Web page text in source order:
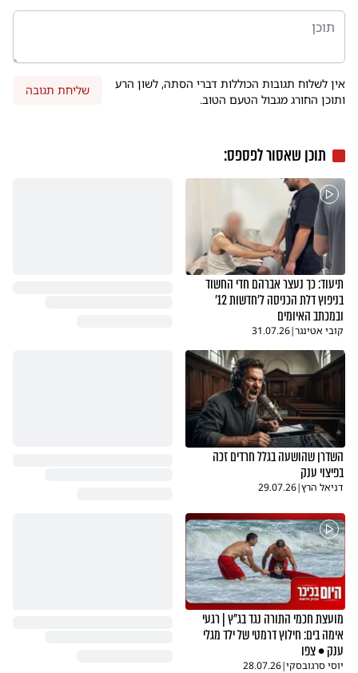
אין לשלוח תגובות הכוללות דברי הסתה, לשון הרע
ותוכן החורג מגבול הטעם הטוב.
שליחת תגובה
תוכן שאסור לפספס:
תיעוד: כך נעצר אברהם חדי החשוד
בניפוץ דלת הכניסה ל׳חדשות 12׳
ובמכתב האיומים
קובי אטינגר|
31.07.26
השדרן שהושעה בגלל חרדים זכה
בפיצוי ענק
דניאל הרץ|
29.07.26
מועצת חכמי התורה נגד בג"ץ | רגעי
אימה בים: חילוץ דרמטי של ילד מגלי
ענק • צפו
יוסי סרגובסקי|
28.07.26